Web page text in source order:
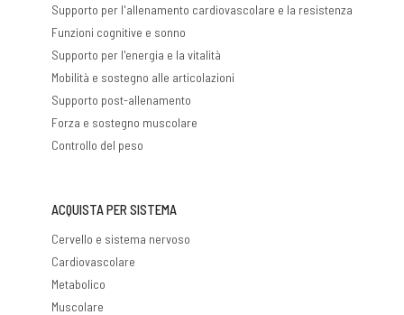
Supporto per l'allenamento cardiovascolare e la resistenza
Funzioni cognitive e sonno
Supporto per l'energia e la vitalità
Mobilità e sostegno alle articolazioni
Supporto post-allenamento
Forza e sostegno muscolare
Controllo del peso
ACQUISTA PER SISTEMA
Cervello e sistema nervoso
Cardiovascolare
Metabolico
Muscolare